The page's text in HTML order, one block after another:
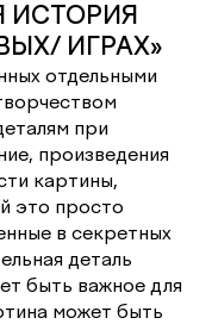
ИСТОРИЯ
ИГРАХ»
отдельными
при
произведения
картины,
это просто
в секретных
деталь
быть важное для
может быть